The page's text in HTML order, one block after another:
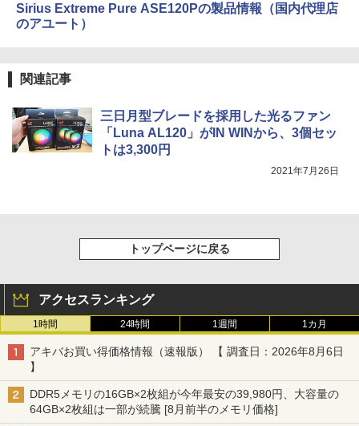
Sirius Extreme Pure ASE120Pの製品情報（国内代理店
のアユート）
関連記事
三日月型ブレードを採用した光るファン
「Luna AL120」がIN WINから、3個セッ
トは3,300円
2021年7月26日
トップページに戻る
アクセスランキング
1時間 24時間 1週間 1カ月
アキバお買い得価格情報（速報版） 【 調査日：2026年8月6日
】
DDR5メモリの16GB×2枚組が今年最安の39,980円、大容量の
64GB×2枚組は一部が続騰 [8月前半のメモリ価格]